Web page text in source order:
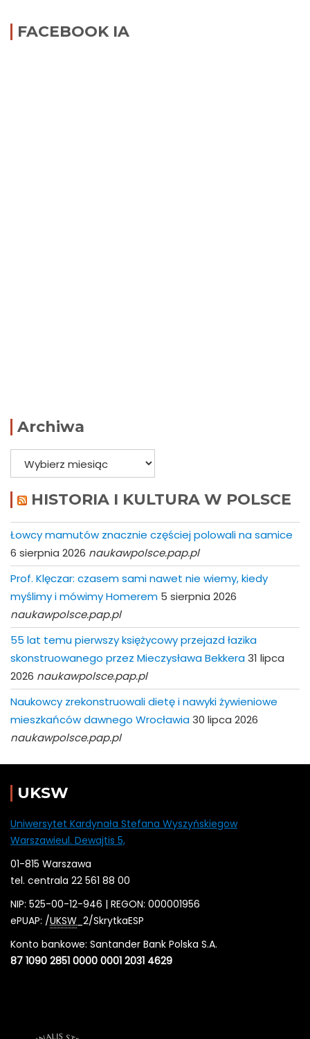
FACEBOOK IA
Archiwa
Archiwa
HISTORIA I KULTURA W POLSCE
Łowcy mamutów znacznie częściej polowali na samice
6 sierpnia 2026 naukawpolsce.pap.pl
Prof. Klęczar: czasem sami nawet nie wiemy, kiedy
myślimy i mówimy Homerem 5 sierpnia 2026
naukawpolsce.pap.pl
55 lat temu pierwszy księżycowy przejazd łazika
skonstruowanego przez Mieczysława Bekkera31 lipca
2026 naukawpolsce.pap.pl
Naukowcy zrekonstruowali dietę i nawyki żywieniowe
mieszkańców dawnego Wrocławia30 lipca 2026
naukawpolsce.pap.pl
UKSW
Uniwersytet Kardynała Stefana Wyszyńskiegow
Warszawieul. Dewajtis 5,
01-815 Warszawa
tel. centrala 22 561 88 00
NIP: 525-00-12-946 | REGON: 000001956
ePUAP: /UKSW _2/SkrytkaESP
Konto bankowe: Santander Bank Polska S.A.
87 1090 2851 0000 0001 2031 4629